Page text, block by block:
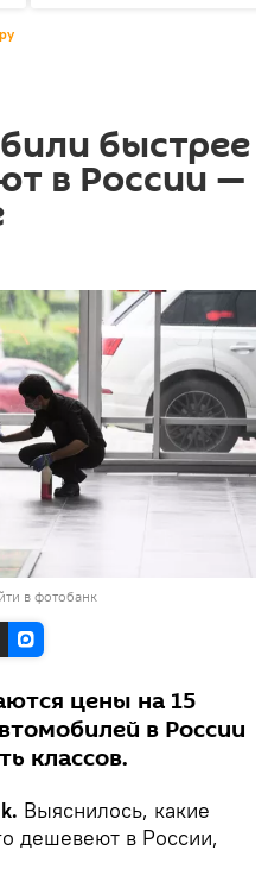
быстрее
в России —
в фотобанк
цены на 15
в России
классов.
Выяснилось, какие
дешевеют в России,